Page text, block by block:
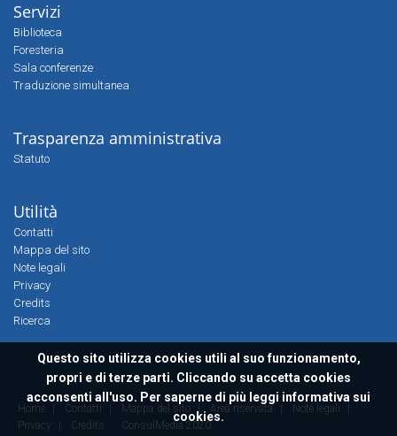
Questo sito utilizza cookies utili al suo funzionamento,
propri e di terze parti. Cliccando su accetta cookies
acconsenti all'uso. Per saperne di più leggi informativa sui
cookies.
Servizi
Biblioteca
Foresteria
Sala conferenze
Traduzione simultanea
Trasparenza amministrativa
Statuto
Utilità
Contatti
Mappa del sito
Note legali
Privacy
Credits
Ricerca
Home Contatti Mappa del sito | Area riservata Note legali
Privacy
Credits ConsulMedia 2020